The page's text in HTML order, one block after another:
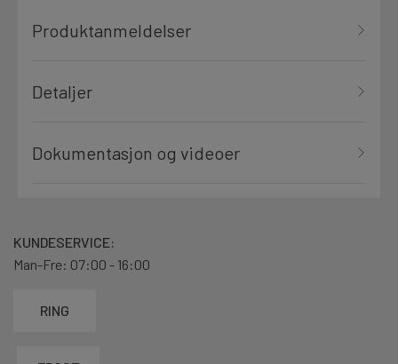
Produktanmeldelser
Detaljer
Dokumentasjon og videoer
KUNDESERVICE:
Man-Fre: 07:00 - 16:00
RING